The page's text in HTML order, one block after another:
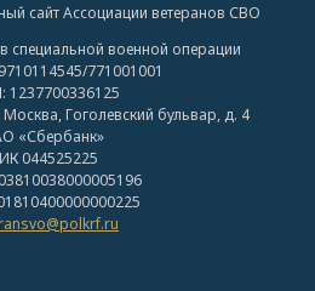
сайт Ассоциации ветеранов СВО
специальной военной операции
771001001
1237700336125
Гоголевский бульвар, д. 4
«Сбербанк»
044525225